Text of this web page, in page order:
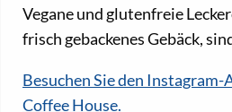
Vegane und glutenfreie
frisch gebackenes Gebäck,
Besuchen Sie den
Coffee House.